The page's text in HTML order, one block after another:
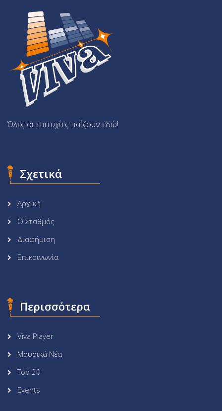
Όλες οι επιτυχίες παίζουν εδώ!
Σχετικά
Αρχική
Ο Σταθμός
Διαφήμιση
Επικοινωνία
Περισσότερα
Viva Player
Μουσικά Νέα
Top 20
Events